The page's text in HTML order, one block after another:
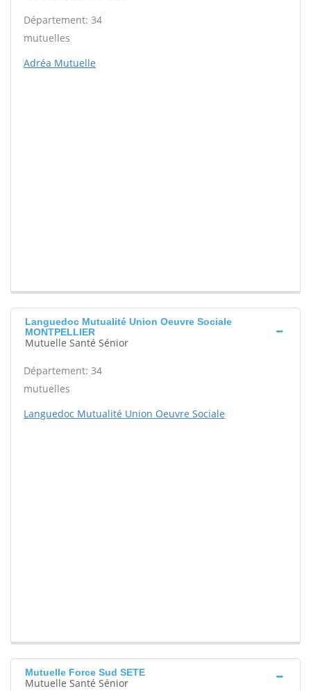
Département: 34
mutuelles
Adréa Mutuelle
Languedoc Mutualité Union Oeuvre Sociale
MONTPELLIER
Mutuelle Santé Sénior
Département: 34
mutuelles
Languedoc Mutualité Union Oeuvre Sociale
Mutuelle Force Sud SETE
Mutuelle Santé Sénior